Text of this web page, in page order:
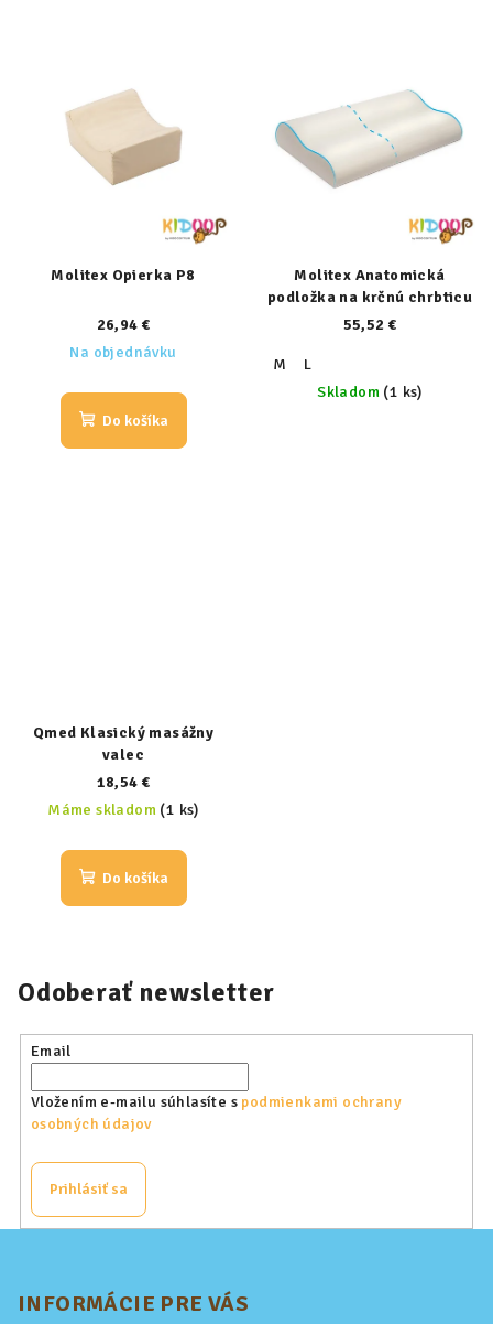
Molitex Opierka P8
26,94 €
Na objednávku
Do košíka
Molitex Anatomická
podložka na krčnú chrbticu
55,52 €
M
L
Skladom (1 ks)
Qmed Klasický masážny
valec
18,54 €
Máme skladom (1 ks)
Do košíka
Odoberať newsletter
Email
Vložením e-mailu súhlasíte s podmienkami ochrany
osobných údajov
Prihlásiť sa
INFORMÁCIE PRE VÁS